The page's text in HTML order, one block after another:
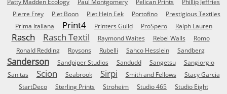
Patty Madden Ecology
Paul Montgomery Pelican Prints
Phillip Jeffries
Pierre Frey
Piet Boon Piet Hein Eek Portofino
Prestigious Textiles
Prima Italiana
Print4 Printers Guild ProSpero Ralph Lauren
Rasch Rasch Textil Raymond Waites Rebel Walls
Romo
Ronald Redding
Roysons Rubelli Sahco Hesslein Sandberg
Sanderson Sandpiper Studios Sandudd Sangetsu
Sangiorgio
Sanitas
Scion Seabrook Sirpi Smith and Fellows
Stacy Garcia
StartDeco
Sterling Prints Stroheim Studio 465
Studio Eight